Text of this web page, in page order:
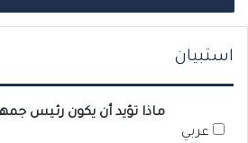
استبيان
ماذا تؤيد أن يكون رئيس
عربي